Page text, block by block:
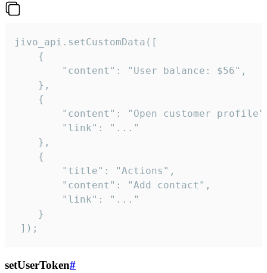
jivo_api.setCustomData([
    {
        "content": "User balance: $56",
    },
    {
"content": "Open customer
        "link": "..."
    },
    {
        "title": "Actions",
        "content": "Add contact",
        "link": "..."
    }
]);
setUserToken#